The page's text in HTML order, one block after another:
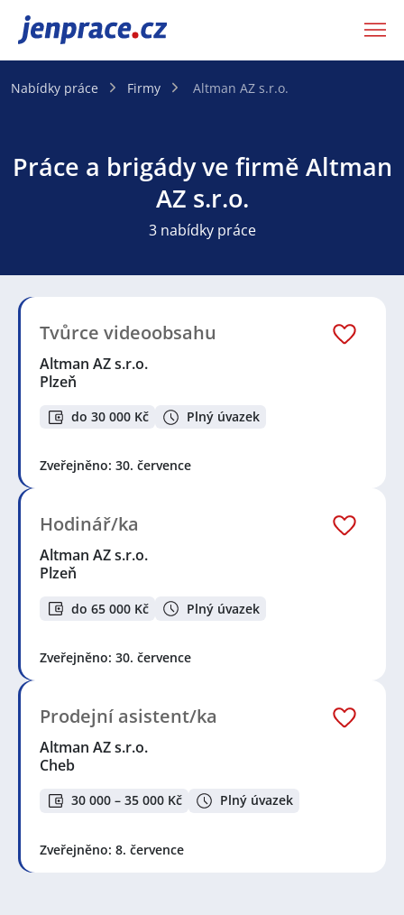
JenPráce.cz
Nabídky práce Firmy Altman AZ s.r.o.
Práce a brigády ve firmě Altman
AZ s.r.o.
3 nabídky práce
Tvůrce videoobsahu
Altman AZ s.r.o.
Plzeň
do 30 000 Kč Plný úvazek
Zveřejněno: 30. července
Hodinář/ka
Altman AZ s.r.o.
Plzeň
do 65 000 Kč Plný úvazek
Zveřejněno: 30. července
Prodejní asistent/ka
Altman AZ s.r.o.
Cheb
30 000 – 35 000 Kč Plný úvazek
Zveřejněno: 8. července